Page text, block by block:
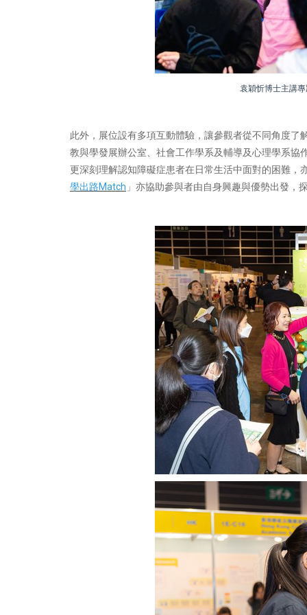
袁穎忻博士主講
此外，展位設有多項互動體驗，讓參觀者從不同角度
教與學發展辦公室、社會工作學系及輔導及心理學系
更深刻理解認知障礙症患者在日常生活中面對的困難
學出路Match 」亦協助參與者由自身興趣與優勢出發，